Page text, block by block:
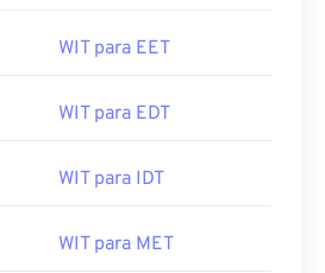
WIT para AKDT
WIT para EET
WIT para EDT
WIT para IDT